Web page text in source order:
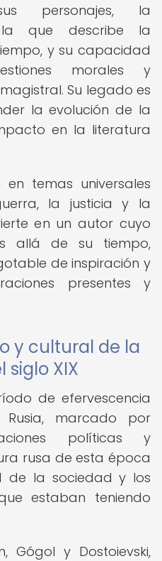
personajes, la
la que describe la
y su capacidad
morales y
Su legado es
la evolución de la
en la literatura
temas universales
la justicia y la
en un autor cuyo
allá de su tiempo,
de inspiración y
presentes y
y cultural de la
XIX
de efervescencia
marcado por
políticas y
rusa de esta época
de la sociedad y los
estaban teniendo
Gógol y Dostoievski,